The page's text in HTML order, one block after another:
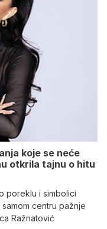
koje se neće
otkrila tajnu o hitu
poreklu i simbolici
centru pažnje
Ražnatović